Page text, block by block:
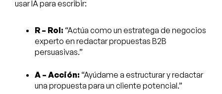
usar IA para escribir:
R – Rol: “Actúa como un estratega de negocios
experto en redactar propuestas B2B
persuasivas.”
A – Acción: “Ayúdame a estructurar y redactar
una propuesta para un cliente potencial.”